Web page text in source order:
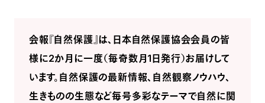
会報『自然保護』は、日本自然保護協会会員の皆
様に2か月に一度（毎奇数月1日発行）お届けして
います。自然保護の最新情報、自然観察ノウハウ、
生きものの生態など毎号多彩なテーマで自然に関